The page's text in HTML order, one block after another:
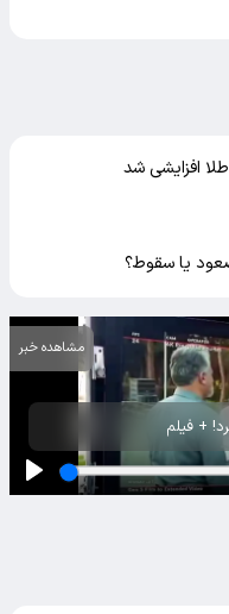
یا سقوط؟
+ فیلم
مشاهده خبر